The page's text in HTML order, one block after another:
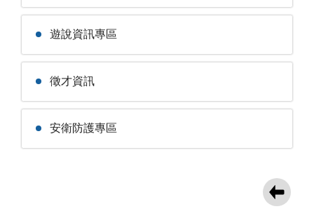
遊說資訊專區
徵才資訊
安衛防護專區